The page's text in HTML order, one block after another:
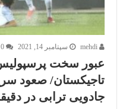
سپتامبر 14, 2021
عبور سخت
تاجیکستان/ صعود
جادویی ترابی در دقیقه